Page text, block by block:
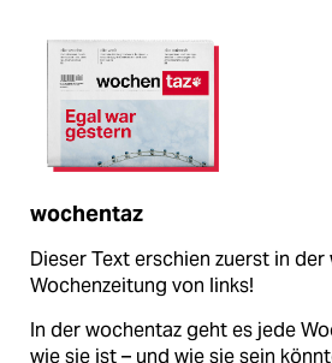
wochentaz
Dieser Text erschien zuerst in der
Wochenzeitung von links!
In der wochentaz geht es jede
wie sie ist – und wie sie sein